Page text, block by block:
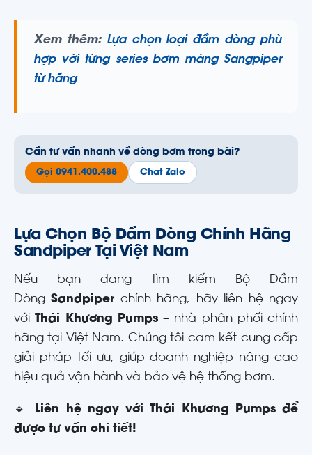
Xem thêm: Lựa chọn loại đầm dòng phù
hợp với từng series bơm màng Sangpiper
từ hãng
Cần tư vấn nhanh về dòng bơm trong bài?
Gọi 0941.400.488 Chat Zalo
Lựa Chọn Bộ Dầm Dòng Chính Hãng
Sandpiper Tại Việt Nam
Nếu bạn đang tìm kiếm Bộ Dầm
Dòng Sandpiper chính hãng, hãy liên hệ ngay
với
Thái Khương Pumps– nhà phân phối chính
hãng tại Việt Nam. Chúng tôi cam kết cung cấp
giải pháp tối ưu, giúp doanh nghiệp nâng cao
hiệu quả vận hành và bảo vệ hệ thống bơm.
🔹
Liên hệ ngay với Thái Khương Pumps để
được tư vấn chi tiết!